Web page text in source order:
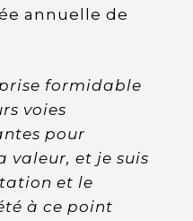
annuelle de
formidable
voies
pour
valeur, et je suis
et le
à ce point